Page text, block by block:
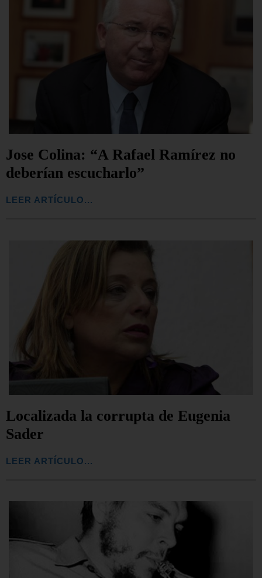
Jose Colina: “A Rafael Ramírez no
deberían escucharlo”
LEER ARTÍCULO...
Localizada la corrupta de Eugenia
Sader
LEER ARTÍCULO...